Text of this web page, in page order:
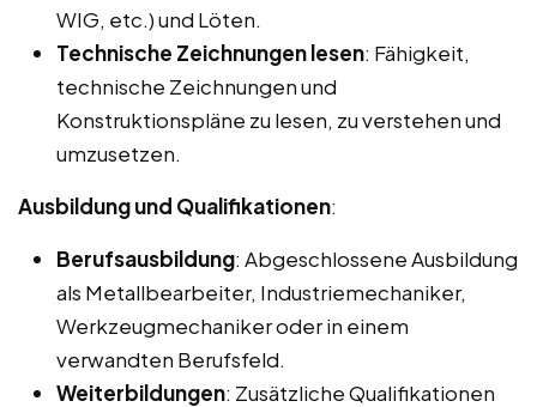
WIG, etc.) und Löten.
Technische Zeichnungen lesen: Fähigkeit,
technische Zeichnungen und
Konstruktionspläne zu lesen, zu verstehen und
umzusetzen.
Ausbildung und Qualifikationen:
Berufsausbildung: Abgeschlossene Ausbildung
als Metallbearbeiter, Industriemechaniker,
Werkzeugmechaniker oder in einem
verwandten Berufsfeld.
Weiterbildungen: Zusätzliche Qualifikationen